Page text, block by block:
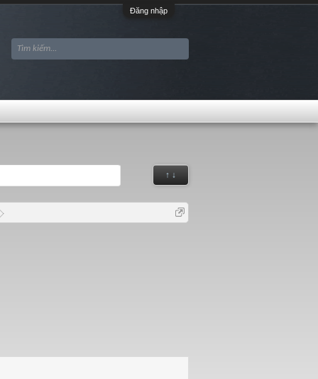
Đăng nhập
↑ ↓